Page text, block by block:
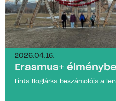
2026.04.16.
Erasmus+
Finta Boglárka beszámolója a